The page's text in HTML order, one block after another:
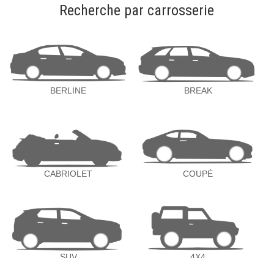
Recherche par carrosserie
BERLINE BREAK
CABRIOLET COUPÉ